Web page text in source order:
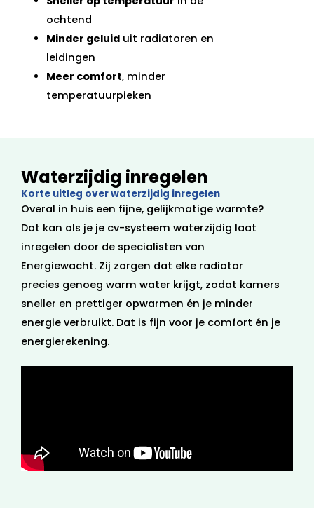
ochtend
Minder geluid uit radiatoren en
leidingen
Meer comfort, minder
temperatuurpieken
Waterzijdig inregelen
Korte uitleg over waterzijdig inregelen
Overal in huis een fijne, gelijkmatige warmte?
Dat kan als je je cv-systeem waterzijdig laat
inregelen door de specialisten van
Energiewacht. Zij zorgen dat elke radiator
precies genoeg warm water krijgt, zodat kamers
sneller en prettiger opwarmen én je minder
energie verbruikt. Dat is fijn voor je comfort én je
energierekening.